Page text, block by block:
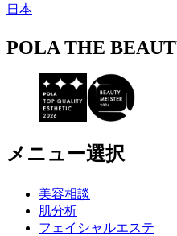
日本
コ
ア
POLA THE
メニュー選択
美容相談
肌分析
フェイシャルエステ